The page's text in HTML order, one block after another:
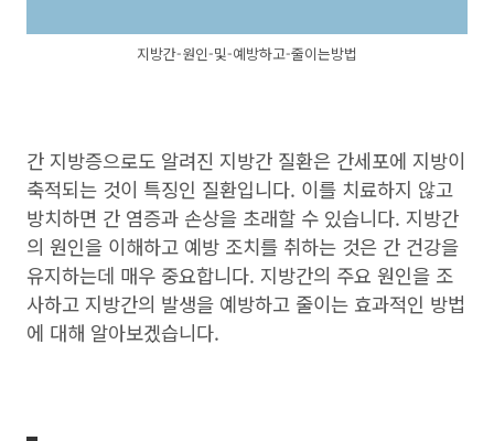
지방간-원인-및-예방하고-줄이는방법
간 지방증으로도 알려진 지방간 질환은 간세포에 지방이
축적되는 것이 특징인 질환입니다. 이를 치료하지 않고
방치하면 간 염증과 손상을 초래할 수 있습니다. 지방간
의 원인을 이해하고 예방 조치를 취하는 것은 간 건강을
유지하는데 매우 중요합니다. 지방간의 주요 원인을 조
사하고 지방간의 발생을 예방하고 줄이는 효과적인 방법
에 대해 알아보겠습니다.